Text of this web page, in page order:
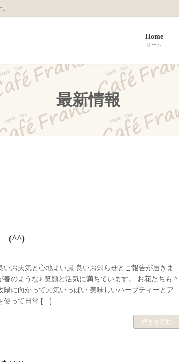
Home
ホーム
最新情報
(^^)
いお天気と心地よい風 良いお知らせとご報告が届きま
春のような♪ 笑顔と活気に満ちています。 お花たちも＾
に向かって元気いっぱい 美味しいハーブティーとア
使って日常 […]
続きを読む